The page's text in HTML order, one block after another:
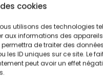
cookies
utilisons des technologies
aux informations des
de traiter des
ID uniques sur ce site. Le
peut avoir un effet